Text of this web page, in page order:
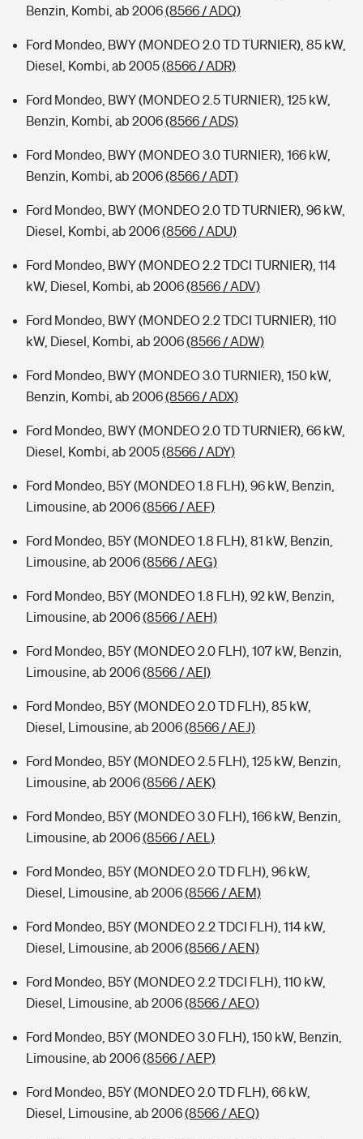
Benzin, Kombi, ab 2006(8566 / ADQ)
Ford Mondeo, BWY (MONDEO 2.0 TD TURNIER), 85 kW,
Diesel, Kombi, ab 2005(8566 / ADR)
Ford Mondeo, BWY (MONDEO 2.5 TURNIER), 125 kW,
Benzin, Kombi, ab 2006(8566 / ADS)
Ford Mondeo, BWY (MONDEO 3.0 TURNIER), 166 kW,
Benzin, Kombi, ab 2006(8566 / ADT)
Ford Mondeo, BWY (MONDEO 2.0 TD TURNIER), 96 kW,
Diesel, Kombi, ab 2006(8566 / ADU)
Ford Mondeo, BWY (MONDEO 2.2 TDCI TURNIER), 114
kW, Diesel, Kombi, ab 2006(8566 / ADV)
Ford Mondeo, BWY (MONDEO 2.2 TDCI TURNIER), 110
kW, Diesel, Kombi, ab 2006(8566 / ADW)
Ford Mondeo, BWY (MONDEO 3.0 TURNIER), 150 kW,
Benzin, Kombi, ab 2006(8566 / ADX)
Ford Mondeo, BWY (MONDEO 2.0 TD TURNIER), 66 kW,
Diesel, Kombi, ab 2005(8566 / ADY)
Ford Mondeo, B5Y (MONDEO 1.8 FLH), 96 kW, Benzin,
Limousine, ab 2006(8566 / AEF)
Ford Mondeo, B5Y (MONDEO 1.8 FLH), 81 kW, Benzin,
Limousine, ab 2006(8566 / AEG)
Ford Mondeo, B5Y (MONDEO 1.8 FLH), 92 kW, Benzin,
Limousine, ab 2006(8566 / AEH)
Ford Mondeo, B5Y (MONDEO 2.0 FLH), 107 kW, Benzin,
Limousine, ab 2006(8566 / AEI)
Ford Mondeo, B5Y (MONDEO 2.0 TD FLH), 85 kW,
Diesel, Limousine, ab 2006(8566 / AEJ)
Ford Mondeo, B5Y (MONDEO 2.5 FLH), 125 kW, Benzin,
Limousine, ab 2006(8566 / AEK)
Ford Mondeo, B5Y (MONDEO 3.0 FLH), 166 kW, Benzin,
Limousine, ab 2006(8566 / AEL)
Ford Mondeo, B5Y (MONDEO 2.0 TD FLH), 96 kW,
Diesel, Limousine, ab 2006(8566 / AEM)
Ford Mondeo, B5Y (MONDEO 2.2 TDCI FLH), 114 kW,
Diesel, Limousine, ab 2006(8566 / AEN)
Ford Mondeo, B5Y (MONDEO 2.2 TDCI FLH), 110 kW,
Diesel, Limousine, ab 2006(8566 / AEO)
Ford Mondeo, B5Y (MONDEO 3.0 FLH), 150 kW, Benzin,
Limousine, ab 2006(8566 / AEP)
Ford Mondeo, B5Y (MONDEO 2.0 TD FLH), 66 kW,
Diesel, Limousine, ab 2006(8566 / AEQ)